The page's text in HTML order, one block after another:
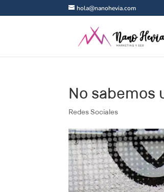
hola@nanohevia.com
No sabemos
Redes Sociales